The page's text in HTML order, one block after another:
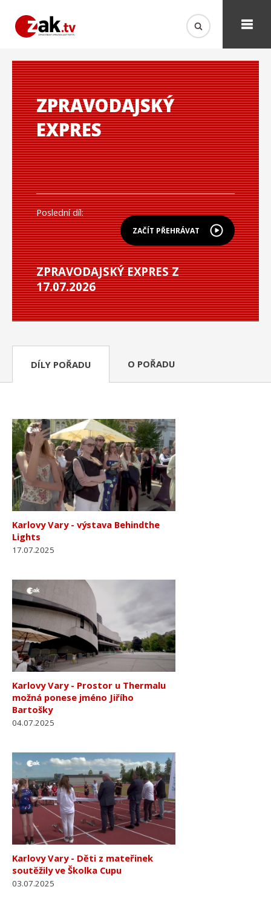
ZPRAVODAJSKÝ
EXPRES
ZAČÍT PŘEHRÁVAT
Poslední díl:
ZPRAVODAJSKÝ EXPRES Z
17.07.2026
DÍLY POŘADU O POŘADU
Karlovy Vary - výstava Behindthe
Lights
17.07.2025
Karlovy Vary - Prostor u Thermalu
možná ponese jméno Jiřího
Bartošky
04.07.2025
Karlovy Vary - Děti z mateřinek
soutěžily ve Školka Cupu
03.07.2025